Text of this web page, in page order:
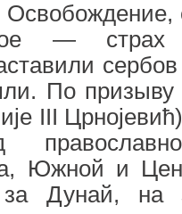
— страх
По призыву
III
Южной и
за Дунай, на